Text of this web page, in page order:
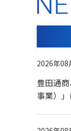
2026年08
豊田通
事業）